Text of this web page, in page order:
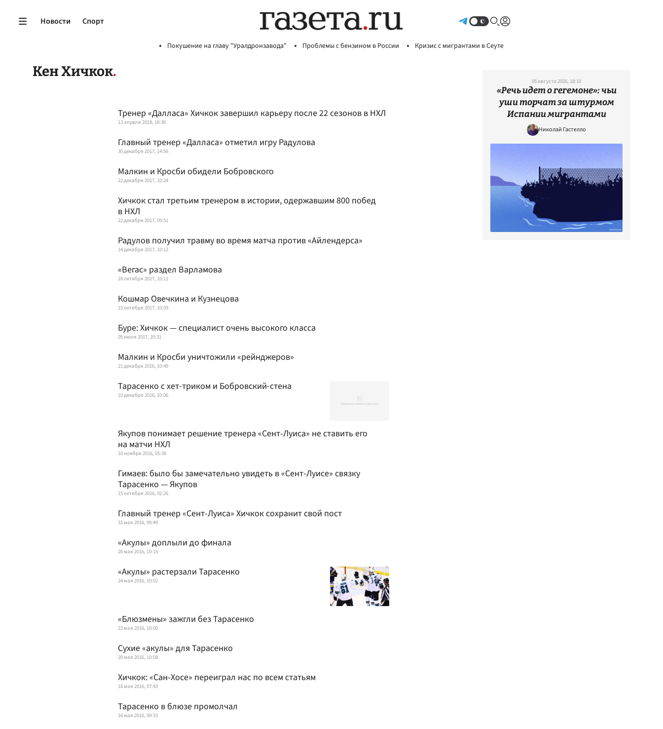
Новости Спорт
Покушение на главу "Уралдронзавода" Проблемы с бензином в России Кризис с мигрантами в Сеуте
Кен Хичкок
Тренер «Далласа» Хичкок завершил карьеру после 22 сезонов в НХЛ
13 апреля 2018, 18:36
Главный тренер «Далласа» отметил игру Радулова
30 декабря 2017, 14:56
Малкин и Кросби обидели Бобровского
22 декабря 2017, 10:24
Хичкок стал третьим тренером в истории, одержавшим 800 побед
в НХЛ
22 декабря 2017, 09:51
Радулов получил травму во время матча против «Айлендерса»
14 декабря 2017, 10:12
«Вегас» раздел Варламова
28 октября 2017, 10:11
Кошмар Овечкина и Кузнецова
15 октября 2017, 10:09
Буре: Хичкок — специалист очень высокого класса
05 июля 2017, 20:31
Малкин и Кросби уничтожили «рейнджеров»
21 декабря 2016, 10:49
Тарасенко c хет-триком и Бобровский-стена
10 декабря 2016, 10:06
Якупов понимает решение тренера «Сент-Луиса» не ставить его
на матчи НХЛ
10 ноября 2016, 05:36
Гимаев: было бы замечательно увидеть в «Сент-Луисе» связку
Тарасенко — Якупов
15 октября 2016, 02:26
Главный тренер «Сент-Луиса» Хичкок сохранит свой пост
31 мая 2016, 09:49
«Акулы» доплыли до финала
26 мая 2016, 10:15
«Акулы» растерзали Тарасенко
24 мая 2016, 10:02
«Блюзмены» зажгли без Тарасенко
22 мая 2016, 10:00
Сухие «акулы» для Тарасенко
20 мая 2016, 10:08
Хичкок: «Сан-Хосе» переиграл нас по всем статьям
18 мая 2016, 07:43
Тарасенко в блюзе промолчал
16 мая 2016, 09:33
05 августа 2026, 18:10
«Речь идет о гегемоне»: чьи
уши торчат за штурмом
Испании мигрантами
Николай Гастелло